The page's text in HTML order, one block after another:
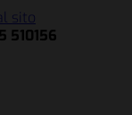
sito
510156